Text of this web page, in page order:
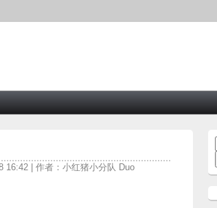
16:42 | 作者：小红猪小分队 Duo